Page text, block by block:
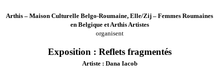
Arthis – Maison Culturelle Belgo-Roumaine, Elle/Zij – Femmes Roumaines
en Belgique et Arthis Artistes
organisent
Exposition : Reflets fragmentés
Artiste : Dana Iacob